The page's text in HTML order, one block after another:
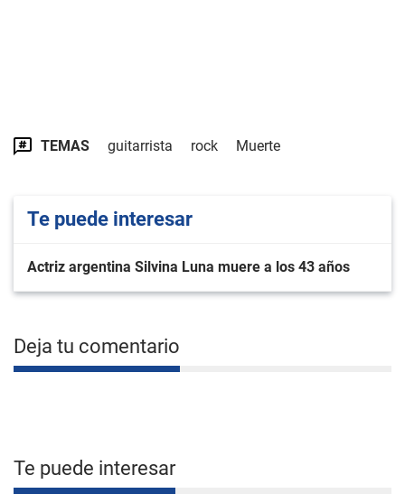
TEMAS guitarrista rock Muerte
Te puede interesar
Actriz argentina Silvina Luna muere a los 43 años
Deja tu comentario
Te puede interesar